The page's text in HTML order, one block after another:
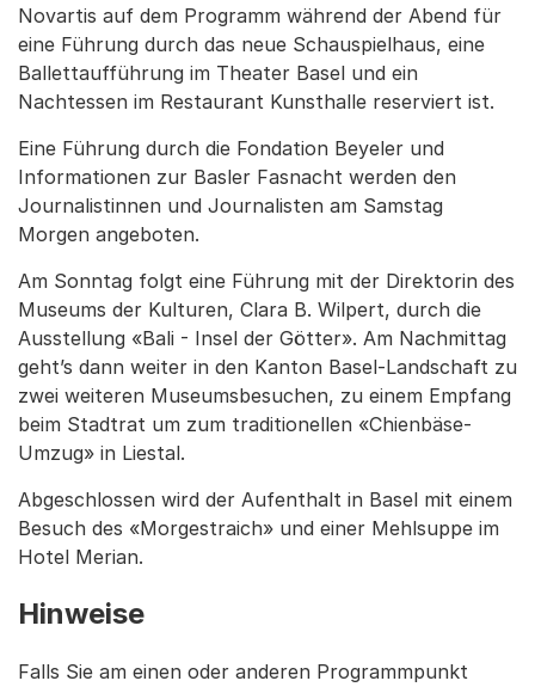
Novartis auf dem Programm während der Abend für
eine Führung durch das neue Schauspielhaus, eine
Ballettaufführung im Theater Basel und ein
Nachtessen im Restaurant Kunsthalle reserviert ist.
Eine Führung durch die Fondation Beyeler und
Informationen zur Basler Fasnacht werden den
Journalistinnen und Journalisten am Samstag
Morgen angeboten.
Am Sonntag folgt eine Führung mit der Direktorin des
Museums der Kulturen, Clara B. Wilpert, durch die
Ausstellung «Bali - Insel der Götter». Am Nachmittag
geht’s dann weiter in den Kanton Basel-Landschaft zu
zwei weiteren Museumsbesuchen, zu einem Empfang
beim Stadtrat um zum traditionellen «Chienbäse-
Umzug» in Liestal.
Abgeschlossen wird der Aufenthalt in Basel mit einem
Besuch des «Morgestraich» und einer Mehlsuppe im
Hotel Merian.
Hinweise
Falls Sie am einen oder anderen Programmpunkt